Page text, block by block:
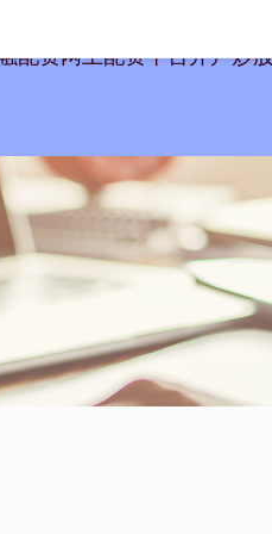
配资网上配资平台开户炒